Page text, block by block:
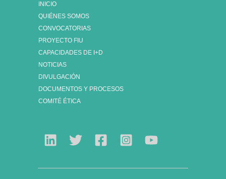
INICIO
QUIÉNES SOMOS
CONVOCATORIAS
PROYECTO FIU
CAPACIDADES DE I+D
NOTICIAS
DIVULGACIÓN
DOCUMENTOS Y PROCESOS
COMITÉ ÉTICA